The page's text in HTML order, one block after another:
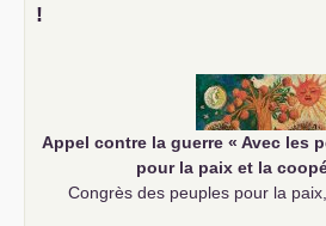
–!
Appel contre la guerre « Avec les
pour la paix et la
Congrès des peuples pour la